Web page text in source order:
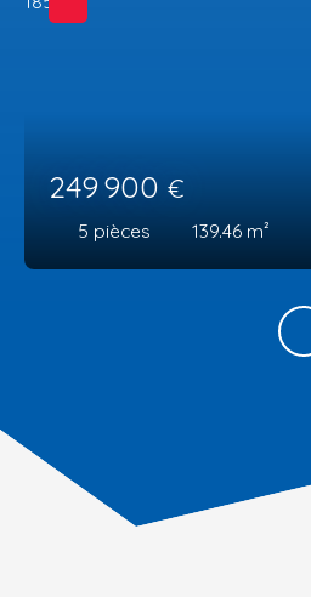
249 900 €
5 pièces 139.46 m²